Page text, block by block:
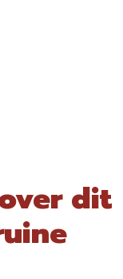
dit